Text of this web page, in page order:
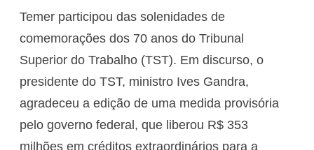
Temer participou das solenidades de
comemorações dos 70 anos do Tribunal
Superior do Trabalho (TST). Em discurso, o
presidente do TST, ministro Ives Gandra,
agradeceu a edição de uma medida provisória
pelo governo federal, que liberou R$ 353
milhões em créditos extraordinários para a